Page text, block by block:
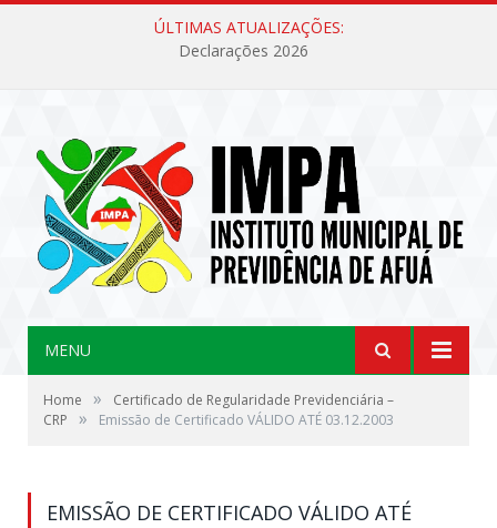
ÚLTIMAS ATUALIZAÇÕES:
Declarações 2026
MENU
Home »
Certificado de Regularidade Previdenciária –
CRP
» Emissão de Certificado VÁLIDO ATÉ 03.12.2003
EMISSÃO DE CERTIFICADO VÁLIDO ATÉ